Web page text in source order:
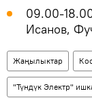
09.00-
Исанов,
Жаңылыктар
"Түндүк Электр"